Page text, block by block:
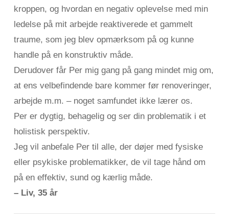
kroppen, og hvordan en negativ oplevelse med min
ledelse på mit arbejde reaktiverede et gammelt
traume, som jeg blev opmærksom på og kunne
handle på en konstruktiv måde.
Derudover får Per mig gang på gang mindet mig om,
at ens velbefindende bare kommer før renoveringer,
arbejde m.m. – noget samfundet ikke lærer os.
Per er dygtig, behagelig og ser din problematik i et
holistisk perspektiv.
Jeg vil anbefale Per til alle, der døjer med fysiske
eller psykiske problematikker, de vil tage hånd om
på en effektiv, sund og kærlig måde.
– Liv, 35 år